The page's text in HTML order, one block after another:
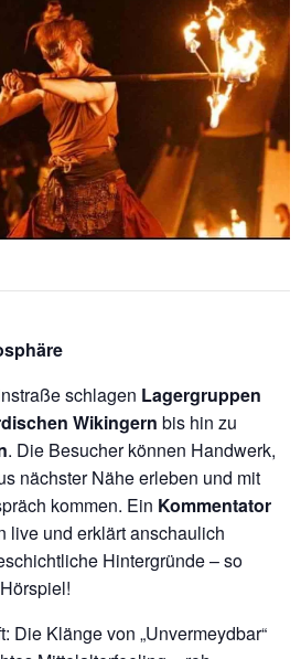
schlagen Lagergruppen
Wikingern bis hin zu
. Die Besucher können Handwerk,
nächster Nähe erleben und mit
kommen. Ein Kommentator
live und erklärt anschaulich
Hintergründe – so
Die Klänge von „Unvermeydbar“